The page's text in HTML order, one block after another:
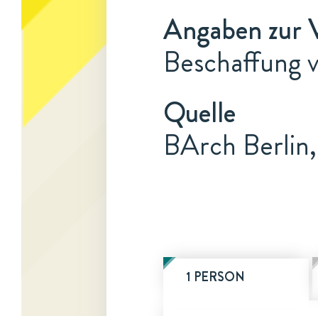
Angaben zur
Beschaffung
Quelle
BArch
1 PERSON